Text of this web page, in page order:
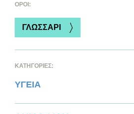
ΌΡΟΙ:
ΓΛΩΣΣΑΡΙ
ΚΑΤΗΓΟΡΙΕΣ:
ΥΓΕΙΑ